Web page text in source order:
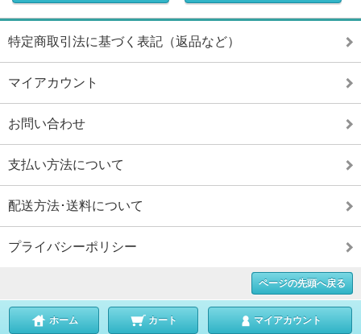
特定商取引法に基づく表記（返品など）
マイアカウント
お問い合わせ
支払い方法について
配送方法･送料について
プライバシーポリシー
ページの先頭へ戻る
ホーム カート マイアカウント